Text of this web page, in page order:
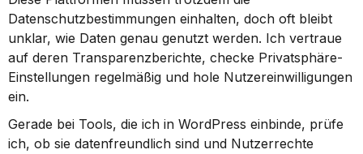
Datenschutzbestimmungen einhalten, doch oft bleibt
unklar, wie Daten genau genutzt werden. Ich vertraue
auf deren Transparenzberichte, checke Privatsphäre-
Einstellungen regelmäßig und hole Nutzereinwilligungen
ein.
Gerade bei Tools, die ich in WordPress einbinde, prüfe
ich, ob sie datenfreundlich sind und Nutzerrechte